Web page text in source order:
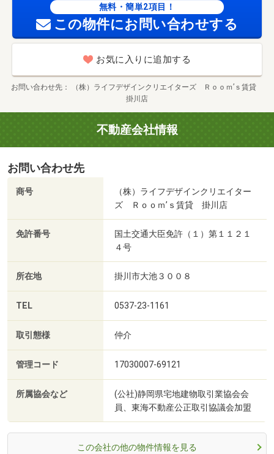
無料・簡単2項目！
この物件にお問い合わせする
お気に入りに追加する
お問い合わせ先
（株）ライフデザインクリエイターズ Ｒｏｏｍ’ｓ賃貸
掛川店
不動産会社情報
お問い合わせ先
商号
（株）ライフデザインクリエイター
ズ Ｒｏｏｍ’ｓ賃貸 掛川店
免許番号
国土交通大臣免許（１）第１１２１
４号
所在地 掛川市大池３００８
TEL 0537-23-1161
取引態様 仲介
管理コード 17030007-69121
所属協会など
(公社)静岡県宅地建物取引業協会会
員、東海不動産公正取引協議会加盟
この会社の他の物件情報を見る